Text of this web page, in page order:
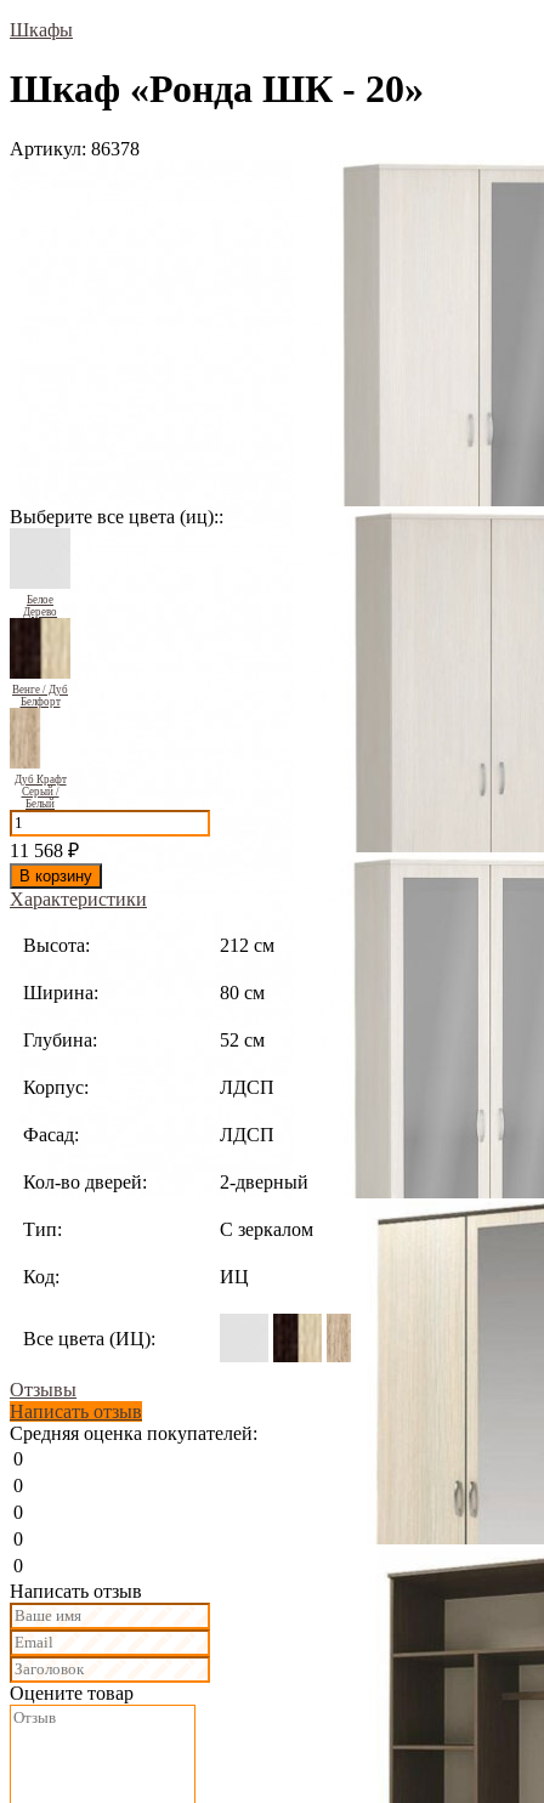
Шкафы
Шкаф «Ронда ШК - 20»
Артикул: 86378
Выберите все цвета (иц)::
Белое
Дерево
Венге / Дуб
Белфорт
Дуб Крафт
Серый /
Белый
11 568 ₽
В корзину
Характеристики
Высота: 212 см
Ширина: 80 см
Глубина: 52 см
Корпус: ЛДСП
Фасад: ЛДСП
Кол-во дверей: 2-дверный
Тип: С зеркалом
Код: ИЦ
Все цвета (ИЦ):
Отзывы
Написать отзыв
Средняя оценка покупателей:
0
0
0
0
0
Написать отзыв
Оцените товар